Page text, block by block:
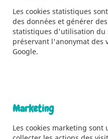
to
the
end
of
Les cookies statistiques
des données et générer
statistiques d'utilisation du
préservant l'anonymat des
Google.
Marketing
Les cookies marketing